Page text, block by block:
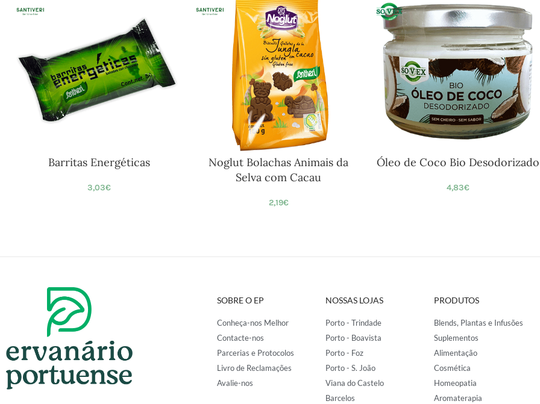
Barritas Energéticas
3,03€
Noglut Bolachas Animais da
Selva com Cacau
2,19€
Óleo de Coco Bio Desodorizado
4,83€
SOBRE O EP
Conheça-nos Melhor
Contacte-nos
Parcerias e Protocolos
Livro de Reclamações
Avalie-nos
NOSSAS LOJAS
Porto - Trindade
Porto - Boavista
Porto - Foz
Porto - S. João
Viana do Castelo
Barcelos
PRODUTOS
Blends, Plantas e Infusões
Suplementos
Alimentação
Cosmética
Homeopatia
Aromaterapia